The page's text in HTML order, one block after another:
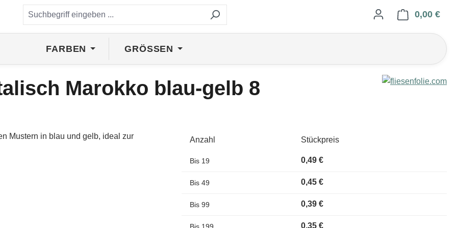
0,00 €
FARBEN GRÖSSEN
Marokko blau-gelb 8
Anzahl Stückpreis
Bis 19 0,49 €
Bis 49 0,45 €
Bis 99 0,39 €
0,35 €